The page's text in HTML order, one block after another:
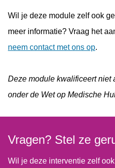
Wil je deze module zelf ook
meer informatie? Vraag het
neem contact met ons op.
Deze module kwalificeert niet
onder de Wet op Medische
Vragen? Stel ze
Wil je deze interventie zelf